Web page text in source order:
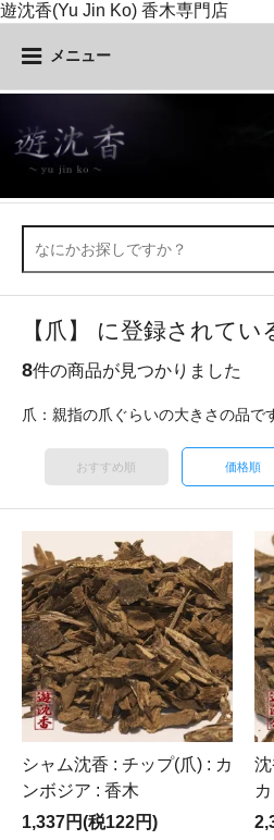
遊沈香(Yu Jin Ko) 香木専門店
メニュー
【爪】 に登録されてい
8件の商品が見つかりました
爪：親指の爪ぐらいの大きさの品で
おすすめ順 価格順
シャム沈香 : チップ(爪) : カ
ンボジア : 香木
1,337円(税122円)